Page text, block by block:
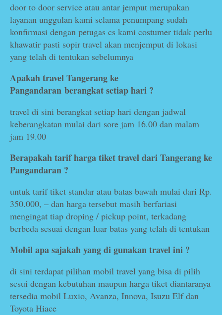
door to door service atau antar jemput merupakan
layanan unggulan kami selama penumpang sudah
konfirmasi dengan petugas cs kami costumer tidak perlu
khawatir pasti sopir travel akan menjemput di lokasi
yang telah di tentukan sebelumnya
Apakah travel Tangerang ke
Pangandaran berangkat setiap hari ?
travel di sini berangkat setiap hari dengan jadwal
keberangkatan mulai dari sore jam 16.00 dan malam
jam 19.00
Berapakah tarif harga tiket travel dari Tangerang ke
Pangandaran ?
untuk tarif tiket standar atau batas bawah mulai dari Rp.
350.000, – dan harga tersebut masih berfariasi
mengingat tiap droping / pickup point, terkadang
berbeda sesuai dengan luar batas yang telah di tentukan
Mobil apa sajakah yang di gunakan travel ini ?
di sini terdapat pilihan mobil travel yang bisa di pilih
sesui dengan kebutuhan maupun harga tiket diantaranya
tersedia mobil Luxio, Avanza, Innova, Isuzu Elf dan
Toyota Hiace